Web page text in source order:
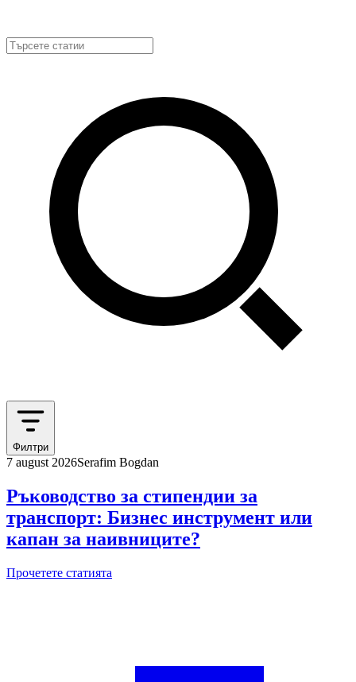
Филтри
7 august 2026Serafim Bogdan
Ръководство за стипендии за
транспорт: Бизнес инструмент или
капан за наивниците?
Прочетете статията